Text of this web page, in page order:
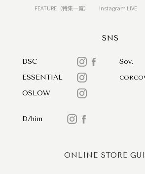
FEATURE（特集一覧）
Instagram LIVE
SNS
DSC
Sov.
ESSENTIAL
OSLOW
D/him
ONLINE STORE